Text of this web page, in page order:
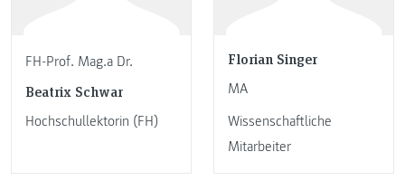
FH-Prof. Mag.a Dr.
Beatrix Schwar
Hochschullektorin (FH)
Florian Singer
MA
Wissenschaftliche
Mitarbeiter